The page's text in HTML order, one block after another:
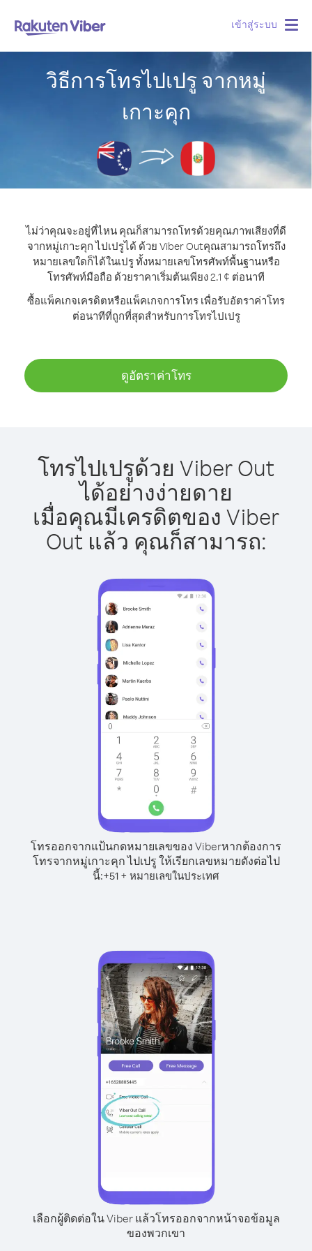
เข้าสู่ระบบ
วิธีการโทรไปเปรู จากหมู่
เกาะคุก
ไม่ว่าคุณจะอยู่ที่ไหน คุณก็สามารถโทรด้วยคุณภาพเสียงที่ดี
จากหมู่เกาะคุก ไปเปรูได้ ด้วย Viber Outคุณสามารถโทรถึง
หมายเลขใดก็ได้ในเปรู ทั้งหมายเลขโทรศัพท์พื้นฐานหรือ
โทรศัพท์มือถือ ด้วยราคาเริ่มต้นเพียง 2.1 ¢ ต่อนาที
ซื้อแพ็คเกจเครดิตหรือแพ็คเกจการโทร เพื่อรับอัตราค่าโทร
ต่อนาทีที่ถูกที่สุดสำหรับการโทรไปเปรู
ดูอัตราค่าโทร
โทรไปเปรูด้วย Viber Out
ได้อย่างง่ายดาย
เมื่อคุณมีเครดิตของ Viber
Out แล้ว คุณก็สามารถ:
โทรออกจากแป้นกดหมายเลขของ Viberหากต้องการ
โทรจากหมู่เกาะคุก ไปเปรู ให้เรียกเลขหมายดังต่อไป
นี้:+51 + หมายเลขในประเทศ
เลือกผู้ติดต่อใน Viber แล้วโทรออกจากหน้าจอข้อมูล
ของพวกเขา